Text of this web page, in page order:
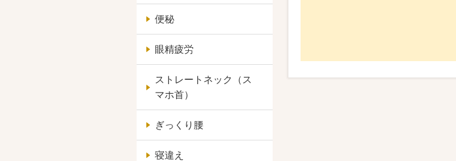
便秘
眼精疲労
ストレートネック（ス
マホ首）
ぎっくり腰
寝違え